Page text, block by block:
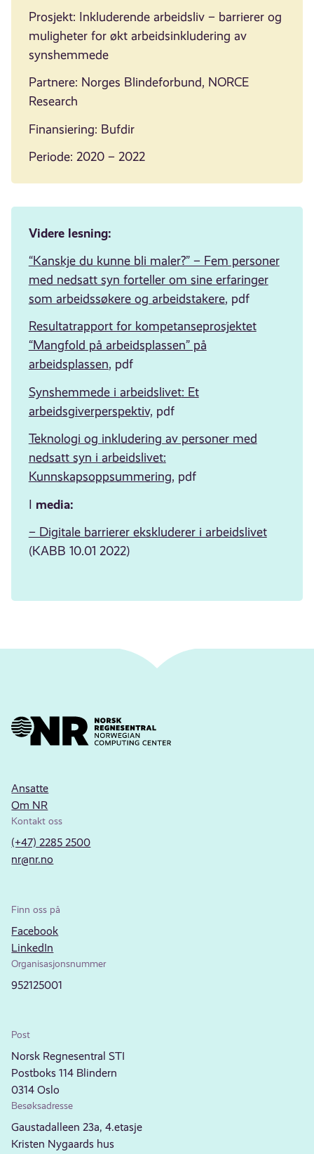
Prosjekt: Inkluderende arbeidsliv – barrierer og
muligheter for økt arbeidsinkludering av
synshemmede
Partnere: Norges Blindeforbund, NORCE
Research
Finansiering: Bufdir
Periode: 2020 – 2022
Videre lesning:
“Kanskje du kunne bli maler?” – Fem personer
med nedsatt syn forteller om sine erfaringer
som arbeidssøkere og arbeidstakere, pdf
Resultatrapport for kompetanseprosjektet
“Mangfold på arbeidsplassen” på
arbeidsplassen, pdf
Synshemmede i arbeidslivet: Et
arbeidsgiverperspektiv, pdf
Teknologi og inkludering av personer med
nedsatt syn i arbeidslivet:
Kunnskapsoppsummering, pdf
I media:
– Digitale barrierer ekskluderer i arbeidslivet
(KABB 10.01 2022)
Ansatte
Om NR
Kontakt oss
(+47) 2285 2500
nr@nr.no
Finn oss på
Facebook
LinkedIn
Organisasjonsnummer
952125001
Post
Norsk Regnesentral STI
Postboks 114 Blindern
0314 Oslo
Besøksadresse
Gaustadalleen 23a, 4.etasje
Kristen Nygaards hus